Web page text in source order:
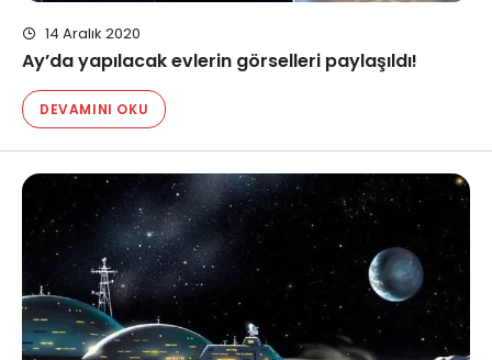
14 Aralık 2020
Ay’da yapılacak evlerin görselleri paylaşıldı!
DEVAMINI OKU